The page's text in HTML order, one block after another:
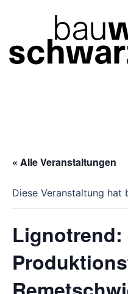
« Alle Veranstaltungen
Diese Veranstaltung hat
Lignotrend: